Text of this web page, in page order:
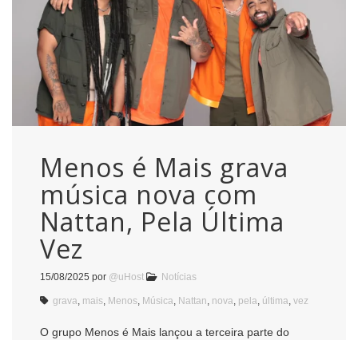
Menos é Mais grava
música nova com
Nattan, Pela Última
Vez
15/08/2025 por @uHost Notícias
grava mais Menos Música Nattan nova pela última vez
O grupo Menos é Mais lançou a terceira parte do